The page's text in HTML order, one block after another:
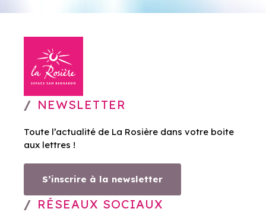
NEWSLETTER
Toute l’actualité de La Rosière dans votre boite
aux lettres !
S’inscrire à la newsletter
RÉSEAUX SOCIAUX